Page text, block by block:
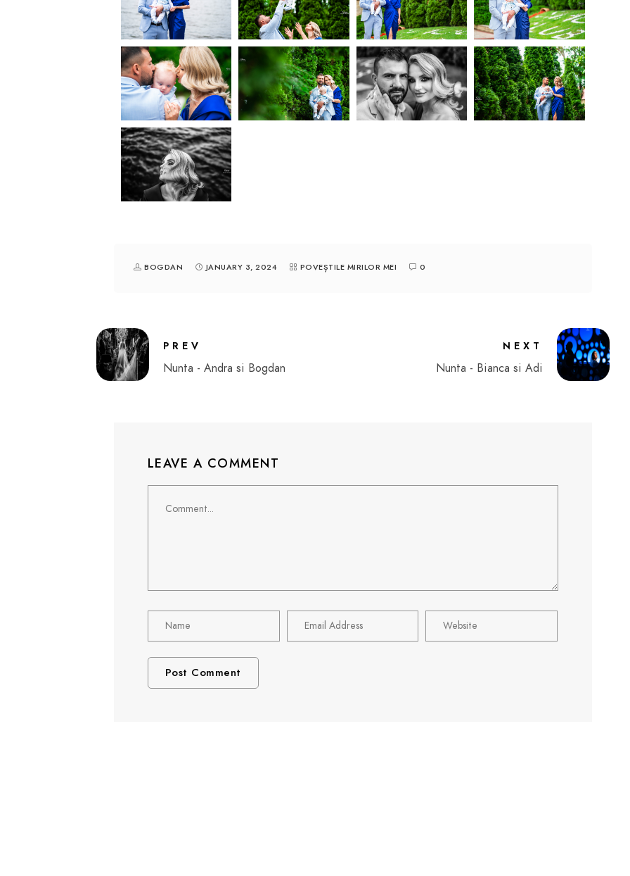
BOGDAN JANUARY 3, 2024 POVEȘTILE MIRILOR MEI 0
PREV
Nunta - Andra si Bogdan
NEXT
Nunta - Bianca si Adi
LEAVE A COMMENT